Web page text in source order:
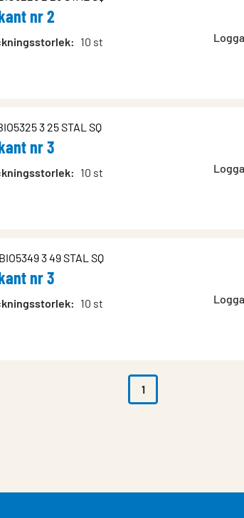
nr 2
: 10 st
3 25 STAL SQ
nr 3
: 10 st
BIO5349 3 49 STAL SQ
nr 3
: 10 st
1